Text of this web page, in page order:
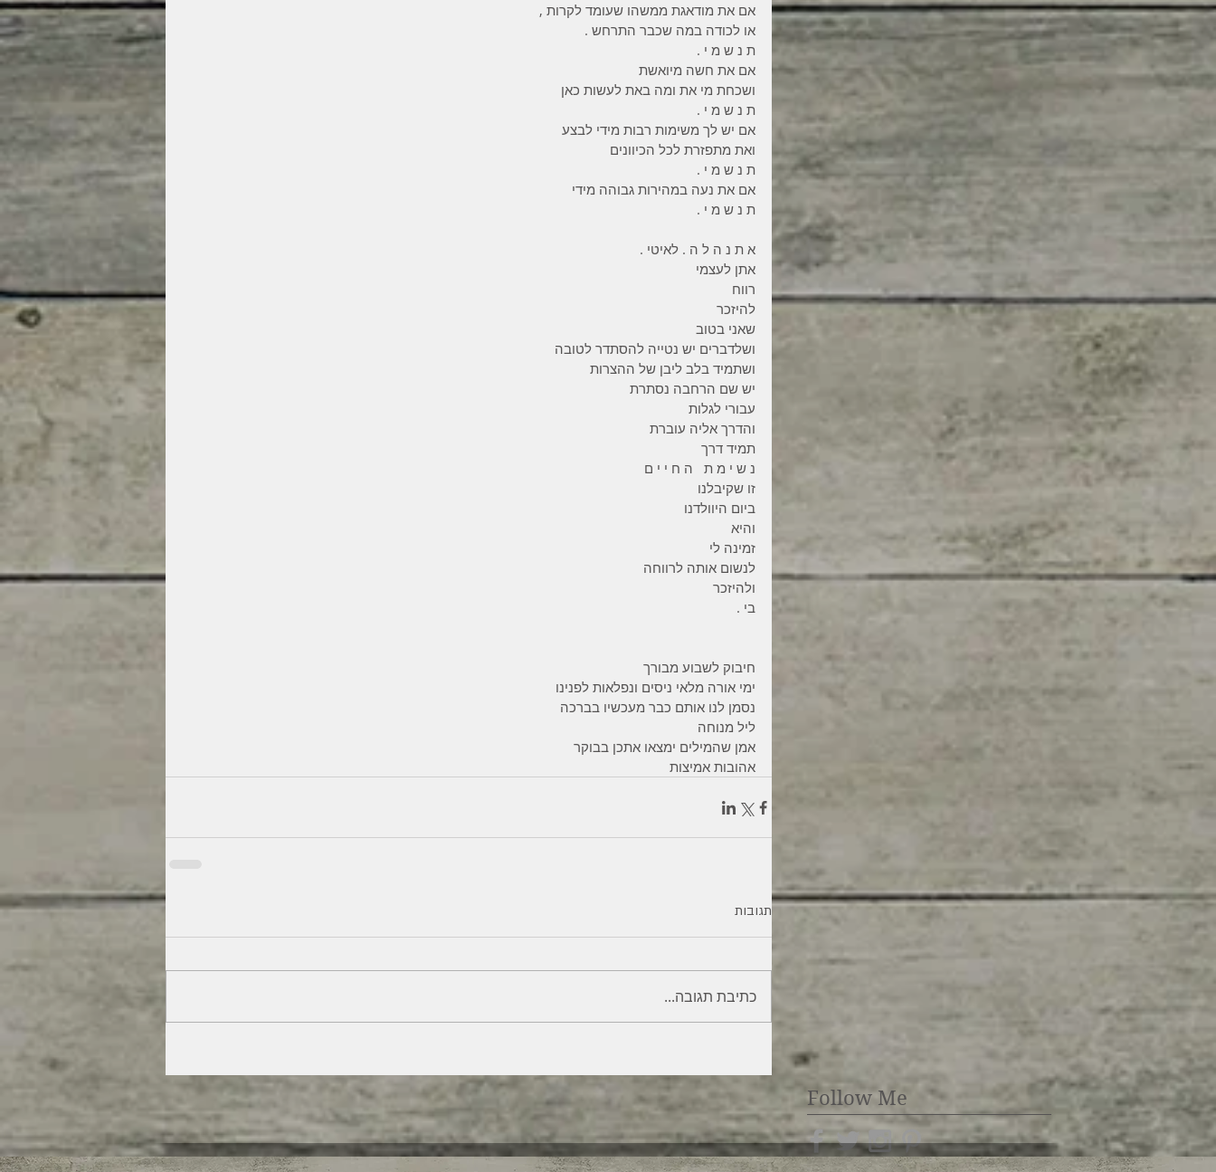
אם את מודאגת ממשהו שעומד לקרות ,
או לכודה במה שכבר התרחש .
ת נ ש מ י .
אם את חשה מיואשת
ושכחת מי את ומה באת לעשות כאן
ת נ ש מ י .
אם יש לך משימות רבות מידי לבצע
ואת מתפזרת לכל הכיוונים
ת נ ש מ י .
אם את נעה במהירות גבוהה מידי
ת נ ש מ י .
א ת נ ה ל ה . לאיטי .
אתן לעצמי
רווח
להיזכר
שאני בטוב
ושלדברים יש נטייה להסתדר לטובה
ושתמיד בלב ליבן של ההצרות
יש שם הרחבה נסתרת
עבורי לגלות
והדרך אליה עוברת
תמיד דרך
נ ש י מ ת   ה ח י י ם
זו שקיבלנו
ביום היוולדנו
והיא
זמינה לי
לנשום אותה לרווחה
ולהיזכר
בי .
חיבוק לשבוע מבורך
ימי אורה מלאי ניסים ונפלאות לפנינו
נסמן לנו אותם כבר מעכשיו בברכה
ליל מנוחה
אמן שהמילים ימצאו אתכן בבוקר
אהובות אמיצות
תגובות
כתיבת תגובה...
Follow Me